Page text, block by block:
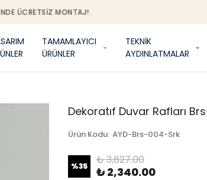
ÜCRETSIZ MONTAJ!
TAMAMLAYICI
ÜRÜNLER
TEKNİK
AYDINLATMALAR
Dekoratıf Duvar Rafları
Ürün Kodu: AYD-Brs-004-Srk
%35 ₺ 3,627.00
₺ 2,340.00